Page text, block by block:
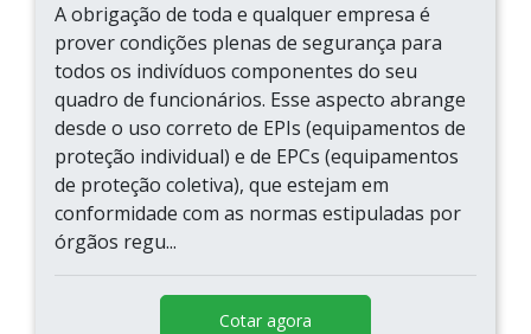
A obrigação de toda e qualquer empresa é
prover condições plenas de segurança para
todos os indivíduos componentes do seu
quadro de funcionários. Esse aspecto abrange
desde o uso correto de EPIs (equipamentos de
proteção individual) e de EPCs (equipamentos
de proteção coletiva), que estejam em
conformidade com as normas estipuladas por
órgãos regu...
Cotar agora